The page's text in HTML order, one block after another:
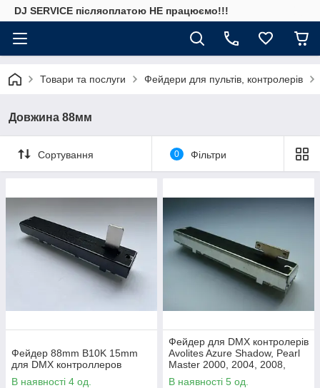
DJ SERVICE пiсляоплатою НЕ працюємо!!!
Товари та послуги Фейдери для пультів, контролерів
Довжина 88мм
Сортування 0 Фільтри
Фейдер 88mm B10K 15mm
для DMX контроллеров
В наявності 4 од.
Фейдер для DMX контролерів
Avolites Azure Shadow, Pearl
Master 2000, 2004, 2008,
2010
В наявності 5 од.